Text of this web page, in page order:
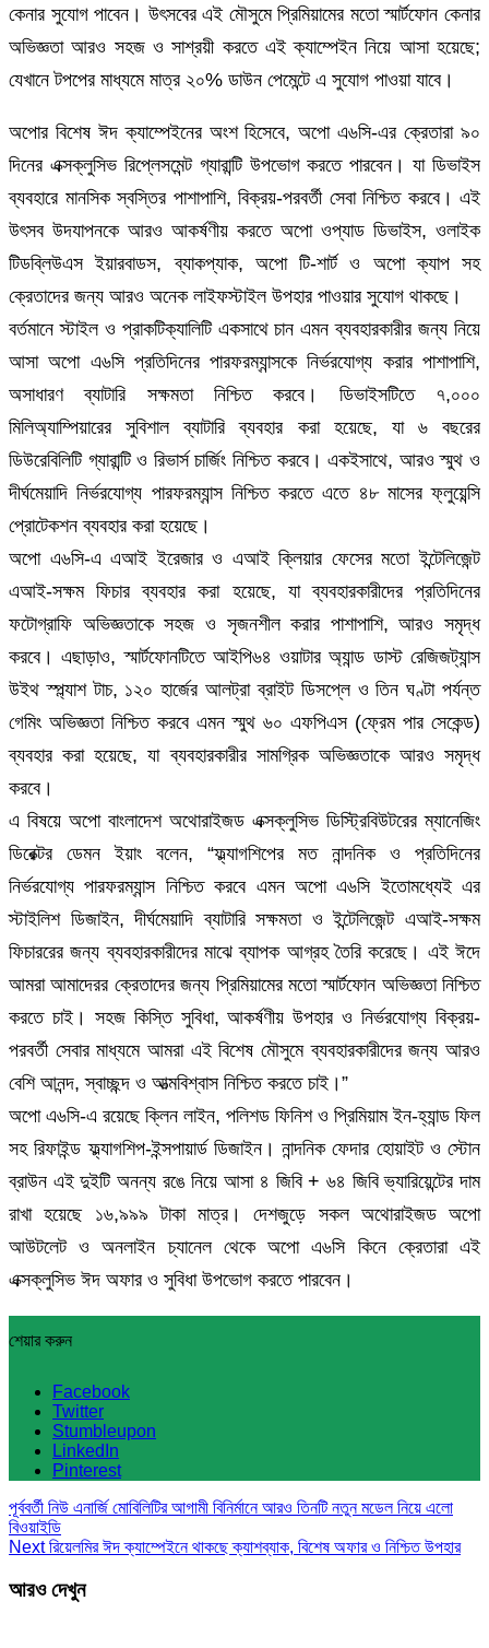
কেনার সুযোগ পাবেন। উৎসবের এই মৌসুমে প্রিমিয়ামের মতো স্মার্টফোন কেনার
অভিজ্ঞতা আরও সহজ ও সাশ্রয়ী করতে এই ক্যাম্পেইন নিয়ে আসা হয়েছে;
যেখানে টপপের মাধ্যমে মাত্র ২০% ডাউন পেমেন্টে এ সুযোগ পাওয়া যাবে।
অপোর বিশেষ ঈদ ক্যাম্পেইনের অংশ হিসেবে, অপো এ৬সি-এর ক্রেতারা ৯০
দিনের এক্সক্লুসিভ রিপ্লেসমেন্ট গ্যারান্টি উপভোগ করতে পারবেন। যা ডিভাইস
ব্যবহারে মানসিক স্বস্তির পাশাপাশি, বিক্রয়-পরবর্তী সেবা নিশ্চিত করবে। এই
উৎসব উদযাপনকে আরও আকর্ষণীয় করতে অপো ওপ্যাড ডিভাইস, ওলাইক
টিডব্লিউএস ইয়ারবাডস, ব্যাকপ্যাক, অপো টি-শার্ট ও অপো ক্যাপ সহ
ক্রেতাদের জন্য আরও অনেক লাইফস্টাইল উপহার পাওয়ার সুযোগ থাকছে।
বর্তমানে স্টাইল ও প্রাকটিক্যালিটি একসাথে চান এমন ব্যবহারকারীর জন্য নিয়ে
আসা অপো এ৬সি প্রতিদিনের পারফরম্যান্সকে নির্ভরযোগ্য করার পাশাপাশি,
অসাধারণ ব্যাটারি সক্ষমতা নিশ্চিত করবে। ডিভাইসটিতে ৭,০০০
মিলিঅ্যাম্পিয়ারের সুবিশাল ব্যাটারি ব্যবহার করা হয়েছে, যা ৬ বছরের
ডিউরেবিলিটি গ্যারান্টি ও রিভার্স চার্জিং নিশ্চিত করবে। একইসাথে, আরও স্মুথ ও
দীর্ঘমেয়াদি নির্ভরযোগ্য পারফরম্যান্স নিশ্চিত করতে এতে ৪৮ মাসের ফ্লুয়েন্সি
প্রোটেকশন ব্যবহার করা হয়েছে।
অপো এ৬সি-এ এআই ইরেজার ও এআই ক্লিয়ার ফেসের মতো ইন্টেলিজেন্ট
এআই-সক্ষম ফিচার ব্যবহার করা হয়েছে, যা ব্যবহারকারীদের প্রতিদিনের
ফটোগ্রাফি অভিজ্ঞতাকে সহজ ও সৃজনশীল করার পাশাপাশি, আরও সমৃদ্ধ
করবে। এছাড়াও, স্মার্টফোনটিতে আইপি৬৪ ওয়াটার অ্যান্ড ডাস্ট রেজিজট্যান্স
উইথ স্প্ল্যাশ টাচ, ১২০ হার্জের আলট্রা ব্রাইট ডিসপ্লে ও তিন ঘণ্টা পর্যন্ত
গেমিং অভিজ্ঞতা নিশ্চিত করবে এমন স্মুথ ৬০ এফপিএস (ফ্রেম পার সেকেন্ড)
ব্যবহার করা হয়েছে, যা ব্যবহারকারীর সামগ্রিক অভিজ্ঞতাকে আরও সমৃদ্ধ
করবে।
এ বিষয়ে অপো বাংলাদেশ অথোরাইজড এক্সক্লুসিভ ডিস্ট্রিবিউটরের ম্যানেজিং
ডিরেক্টর ডেমন ইয়াং বলেন, “ফ্ল্যাগশিপের মত নান্দনিক ও প্রতিদিনের
নির্ভরযোগ্য পারফরম্যান্স নিশ্চিত করবে এমন অপো এ৬সি ইতোমধ্যেই এর
স্টাইলিশ ডিজাইন, দীর্ঘমেয়াদি ব্যাটারি সক্ষমতা ও ইন্টেলিজেন্ট এআই-সক্ষম
ফিচাররের জন্য ব্যবহারকারীদের মাঝে ব্যাপক আগ্রহ তৈরি করেছে। এই ঈদে
আমরা আমাদেরর ক্রেতাদের জন্য প্রিমিয়ামের মতো স্মার্টফোন অভিজ্ঞতা নিশ্চিত
করতে চাই। সহজ কিস্তি সুবিধা, আকর্ষণীয় উপহার ও নির্ভরযোগ্য বিক্রয়-
পরবর্তী সেবার মাধ্যমে আমরা এই বিশেষ মৌসুমে ব্যবহারকারীদের জন্য আরও
বেশি আনন্দ, স্বাচ্ছন্দ ও আত্মবিশ্বাস নিশ্চিত করতে চাই।”
অপো এ৬সি-এ রয়েছে ক্লিন লাইন, পলিশড ফিনিশ ও প্রিমিয়াম ইন-হ্যান্ড ফিল
সহ রিফাইন্ড ফ্ল্যাগশিপ-ইন্সপায়ার্ড ডিজাইন। নান্দনিক ফেদার হোয়াইট ও স্টোন
ব্রাউন এই দুইটি অনন্য রঙে নিয়ে আসা ৪ জিবি + ৬৪ জিবি ভ্যারিয়েন্টের দাম
রাখা হয়েছে ১৬,৯৯৯ টাকা মাত্র। দেশজুড়ে সকল অথোরাইজড অপো
আউটলেট ও অনলাইন চ্যানেল থেকে অপো এ৬সি কিনে ক্রেতারা এই
এক্সক্লুসিভ ঈদ অফার ও সুবিধা উপভোগ করতে পারবেন।
শেয়ার করুন
Facebook
Twitter
Stumbleupon
LinkedIn
Pinterest
পূর্ববর্তী নিউ এনার্জি মোবিলিটির আগামী বিনির্মানে আরও তিনটি নতুন মডেল নিয়ে এলো
বিওয়াইডি
Nextরিয়েলমির ঈদ ক্যাম্পেইনে থাকছে ক্যাশব্যাক, বিশেষ অফার ও নিশ্চিত উপহার
আরও দেখুন